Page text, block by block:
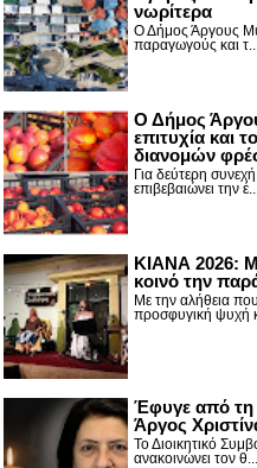
νωρίτερα
Ο Δήμος Άργους
παραγωγούς και
Ο Δήμος
επιτυχία και
διανομών
Για δεύτερη
επιβεβαιώνει την
ΚΙΑΝΑ 2026:
κοινό την
Με την αλήθεια
προσφυγική ψυχή
Έφυγε από τη
Άργος
Το Διοικητικό
ανακοινώνει τον θ...